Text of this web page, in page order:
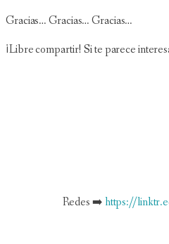
Gracias… Gracias… Gracias…
¡Libre compartir! Si te parece
Redes ➡️https://